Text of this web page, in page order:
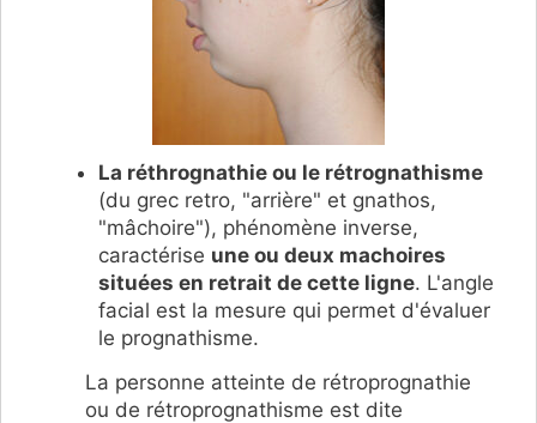
La réthrognathie ou le rétrognathisme
(du grec retro, "arrière" et gnathos,
"mâchoire"), phénomène inverse,
caractérise une ou deux machoires
situées en retrait de cette ligne. L'angle
facial est la mesure qui permet d'évaluer
le prognathisme.
La personne atteinte de rétroprognathie
ou de rétroprognathisme est dite